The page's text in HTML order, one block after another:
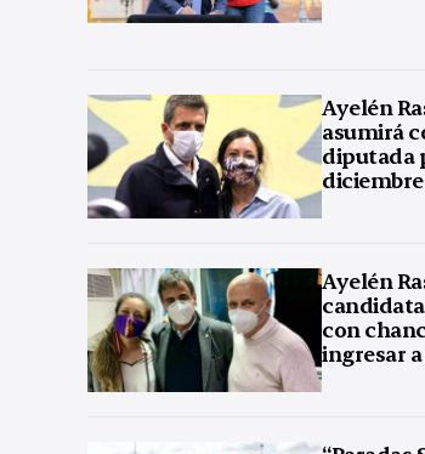
Ayelén
asumirá
diputada
diciembre
Ayelén
con
ingresar